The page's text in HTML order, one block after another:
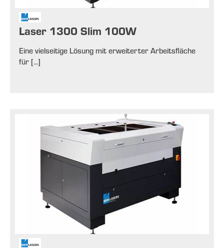
Laser 1300 Slim 100W
Eine vielseitige Lösung mit erweiterter Arbeitsfläche
für [...]